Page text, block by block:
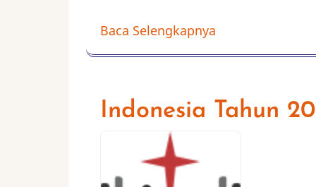
Baca Selengkapnya
Indonesia Tahun